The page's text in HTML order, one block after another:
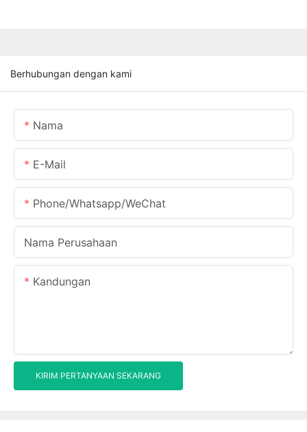
Berhubungan dengan kami
Nama
E-Mail
Phone/Whatsapp/WeChat
Nama Perusahaan
Kandungan
KIRIM PERTANYAAN SEKARANG